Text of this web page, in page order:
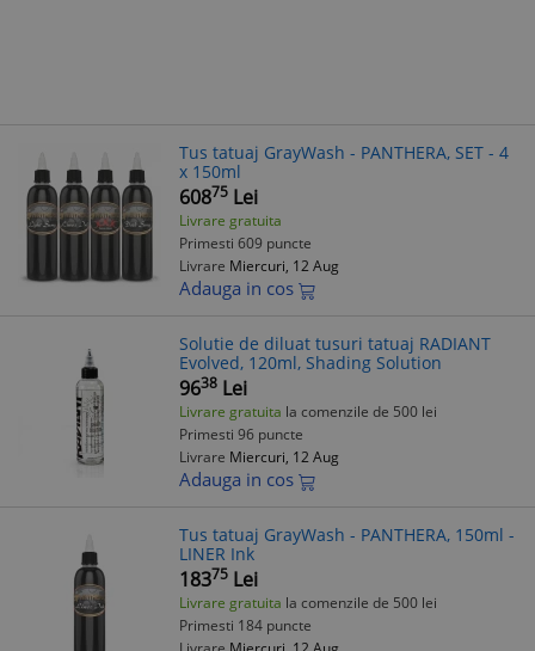
Tus tatuaj GrayWash - PANTHERA, SET - 4
x 150ml
60875 Lei
Livrare gratuita
Primesti 609 puncte
Livrare Miercuri, 12 Aug
Adauga in cos
Solutie de diluat tusuri tatuaj RADIANT
Evolved, 120ml, Shading Solution
9638 Lei
Livrare gratuita la comenzile de 500 lei
Primesti 96 puncte
Livrare Miercuri, 12 Aug
Adauga in cos
Tus tatuaj GrayWash - PANTHERA, 150ml -
LINER Ink
18375 Lei
Livrare gratuita la comenzile de 500 lei
Primesti 184 puncte